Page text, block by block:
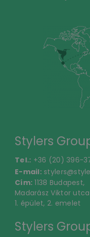
Stylers
Tel.: +36 (20) 396-
E-mail:
Cím: 1138 Budapest,
Madarász Viktor
1. épület, 2. emelet
Stylers